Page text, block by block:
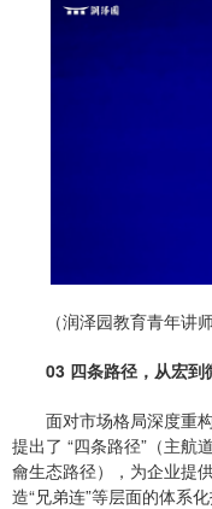
（润泽园教育青年讲
03 四条路径，从宏到
面对市场格局深度重
提出了 “四条路径”（主航
龠生态路径），为企业提
造“兄弟连”等层面的体系化